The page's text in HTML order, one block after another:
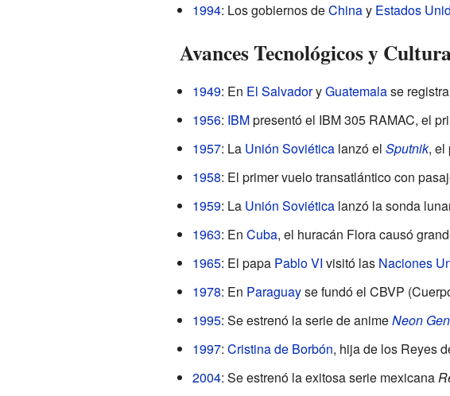
1994: Los gobiernos deChinay Estados
Avances Tecnológicos y
1949: En El SalvadoryGuatemalase
1956: IBMpresentó el IBM 305 RAMAC, el
1957: La Unión Soviéticalanzó el Sputnik, el
1958: El primer vuelo transatlántico con
1959: La Unión Soviéticalanzó la sonda
1963: En Cuba, el huracán Flora causó
1965: El papa Pablo VI visitó las Naciones
1978: En Paraguayse fundó el CBVP
1995: Se estrenó la serie de animeNeon
1997: Cristina de Borbón, hija de los Reyes
2004: Se estrenó la exitosa serie mexicana